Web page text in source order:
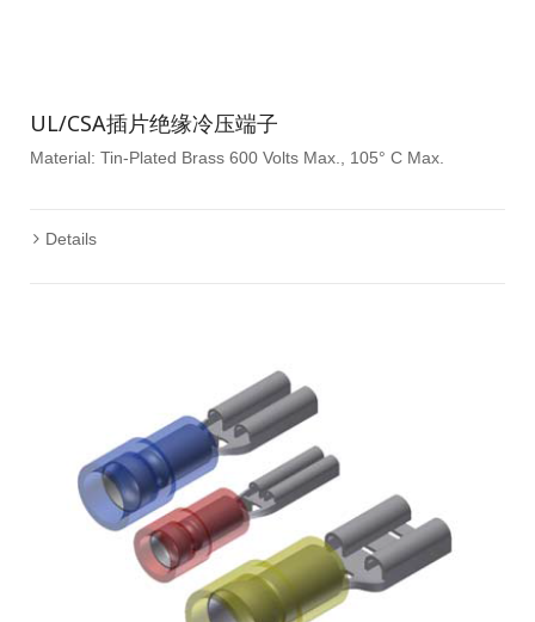
UL/CSA插片绝缘冷压端子
Material: Tin-Plated Brass 600 Volts Max., 105° C Max.
Details